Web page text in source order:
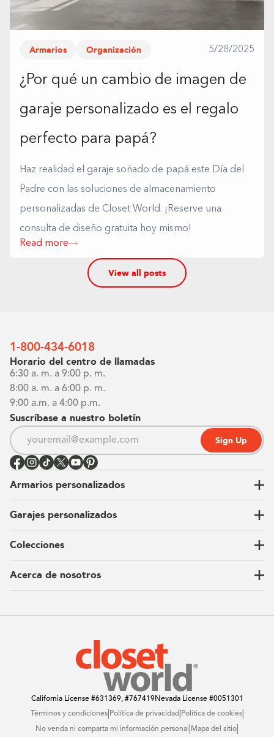
Armarios Organización 5/28/2025
¿Por qué un cambio de imagen de
garaje personalizado es el regalo
perfecto para papá?
Haz realidad el garaje soñado de papá este Día del
Padre con las soluciones de almacenamiento
personalizadas de Closet World. ¡Reserve una
consulta de diseño gratuita hoy mismo!
Read more
View all posts
1-800-434-6018
Horario del centro de llamadas
6:30 a. m. a 9:00 p. m.
8:00 a. m. a 6:00 p. m.
9:00 a.m. a 4:00 p.m.
Suscríbase a nuestro boletín
Sign Up
Armarios personalizados
Vestidores
Armarios de pared
Guardarropas
Armarios para niños
Garajes personalizados
Nuestra historia
Our Process
Carta del CEO
Sostenibilidad
Colecciones
Ubicaciones
Contacto
Acerca de nosotros
California License#631369, #767419Nevada License#0051301
Términos y condiciones| Política de privacidad| Política de cookies|
No venda ni comparta mi información personal Mapa del sitio